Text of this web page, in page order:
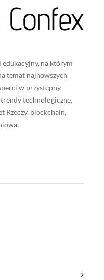
na którym
temat najnowszych
w przystępny
technologiczne,
Rzeczy, blockchain,